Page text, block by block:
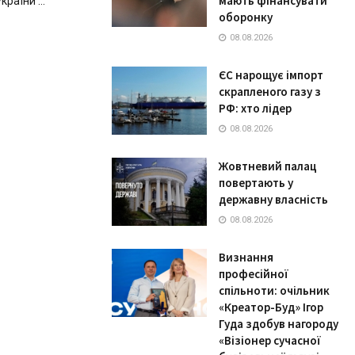
оборонку
08.08.2026
ЄС нарощує імпорт
скрапленого газу з
РФ: хто лідер
08.08.2026
Жовтневий палац
повертають у
державну власність
08.08.2026
Визнання
професійної
спільноти: очільник
«Креатор-Буд» Ігор
Гуда здобув нагороду
«Візіонер сучасної